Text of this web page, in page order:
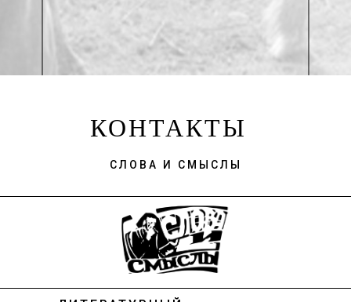
КОНТАКТЫ
СЛОВА И СМЫСЛЫ